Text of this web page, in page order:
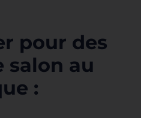
pour des
salon au
: